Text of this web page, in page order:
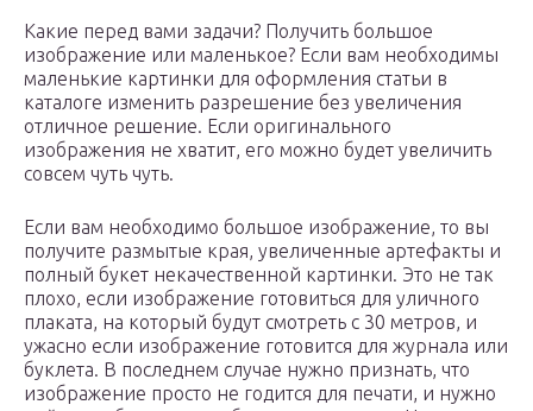
Какие перед вами задачи? Получить большое
изображение или маленькое? Если вам необходимы
маленькие картинки для оформления статьи в
каталоге изменить разрешение без увеличения
отличное решение. Если оригинального
изображения не хватит, его можно будет увеличить
совсем чуть чуть.
Если вам необходимо большое изображение, то вы
получите размытые края, увеличенные артефакты и
полный букет некачественной картинки. Это не так
плохо, если изображение готовиться для уличного
плаката, на который будут смотреть с 30 метров, и
ужасно если изображение готовится для журнала или
буклета. В последнем случае нужно признать, что
изображение просто не годится для печати, и нужно